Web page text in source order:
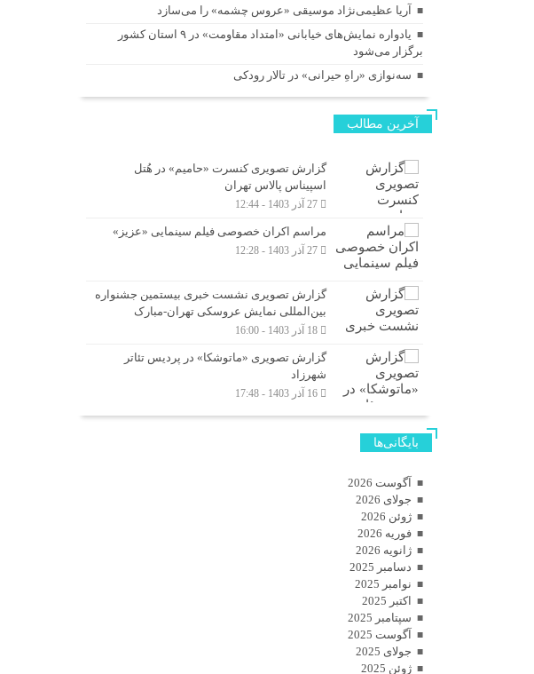
آریا عظیمی‌نژاد موسیقی «عروس چشمه» را می‌سازد
یادواره نمایش‌های خیابانی «امتداد مقاومت» در ۹ استان کشور
برگزار می‌شود
سه‌نوازی «راهِ حیرانی» در تالار رودکی
آخرین مطالب
گزارش تصویری کنسرت «حامیم» در هُتل
اسپیناس پالاس تهران
27 آذر 1403 - 12:44
مراسم اکران خصوصی فیلم سینمایی «عزیز»
27 آذر 1403 - 12:28
گزارش تصویری نشست خبری بیستمین جشنواره
بین‌المللی نمایش عروسکی تهران-مبارک
18 آذر 1403 - 16:00
گزارش تصویری «ماتوشکا» در پردیس تئاتر
شهرزاد
16 آذر 1403 - 17:48
بایگانی‌ها
آگوست 2026
جولای 2026
ژوئن 2026
فوریه 2026
ژانویه 2026
دسامبر 2025
نوامبر 2025
اکتبر 2025
سپتامبر 2025
آگوست 2025
جولای 2025
ژوئن 2025